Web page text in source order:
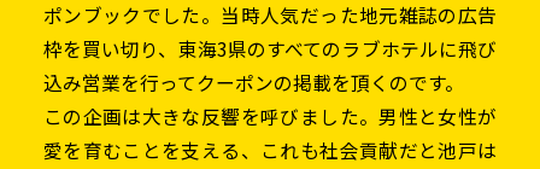
ポンブックでした。当時人気だった地元雑誌の広告
枠を買い切り、東海3県のすべてのラブホテルに飛び
込み営業を行ってクーポンの掲載を頂くのです。
この企画は大きな反響を呼びました。男性と女性が
愛を育むことを支える、これも社会貢献だと池戸は